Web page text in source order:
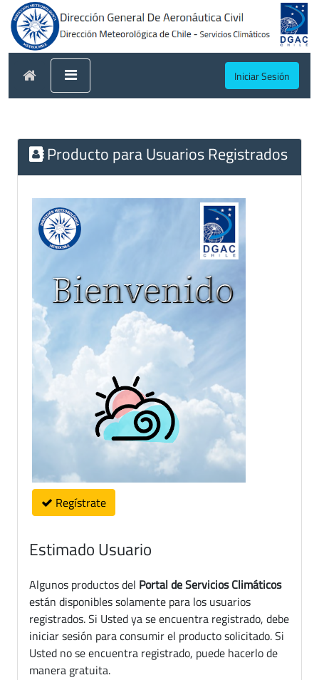
Iniciar Sesión
Producto para Usuarios Registrados
Regístrate
Estimado Usuario
Algunos productos del Portal de Servicios Climáticos
están disponibles solamente para los usuarios
registrados. Si Usted ya se encuentra registrado, debe
iniciar sesión para consumir el producto solicitado. Si
Usted no se encuentra registrado, puede hacerlo de
manera gratuita.